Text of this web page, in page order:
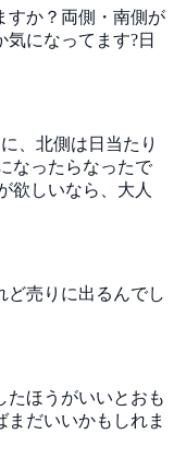
すか？両側・南側が
になってます?日
、北側は日当たり
なったらなったで
欲しいなら、大人
ど売りに出るんでし
たほうがいいとおも
だいいかもしれま